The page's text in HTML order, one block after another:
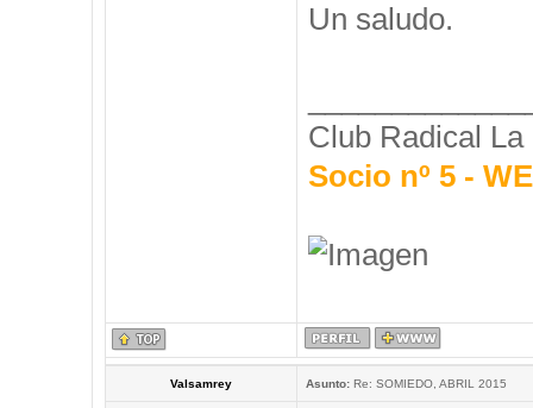
Un saludo.
Club Radical La
Socio nº 5 -
Valsamrey Asunto:Re: SOMIEDO, ABRIL 2015